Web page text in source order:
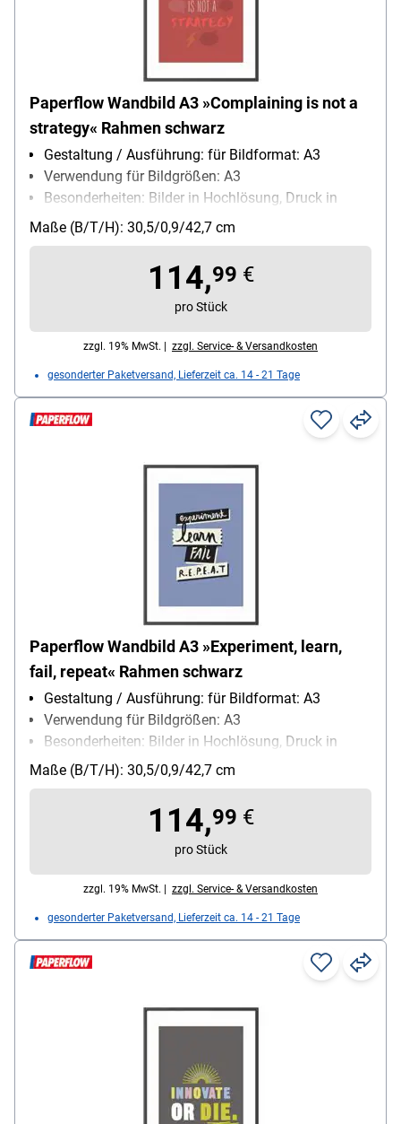
Paperflow Wandbild A3 »Complaining is not a
strategy« Rahmen schwarz
Gestaltung / Ausführung: für Bildformat: A3
Verwendung für Bildgrößen: A3
Besonderheiten: Bilder in Hochlösung, Druck in
Hochlösung
Maße (B/T/H): 30,5/0,9/42,7 cm
114,99 €
pro Stück
zzgl. 19% MwSt. | zzgl. Service- & Versandkosten
gesonderter Paketversand, Lieferzeit ca. 14 - 21 Tage
Paperflow Wandbild A3 »Experiment, learn,
fail, repeat« Rahmen schwarz
Gestaltung / Ausführung: für Bildformat: A3
Verwendung für Bildgrößen: A3
Besonderheiten: Bilder in Hochlösung, Druck in
Hochlösung
Maße (B/T/H): 30,5/0,9/42,7 cm
114,99 €
pro Stück
zzgl. 19% MwSt. | zzgl. Service- & Versandkosten
gesonderter Paketversand, Lieferzeit ca. 14 - 21 Tage